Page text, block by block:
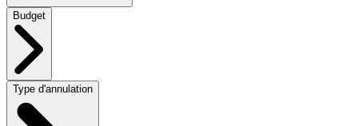
Budget
Type d'annulation